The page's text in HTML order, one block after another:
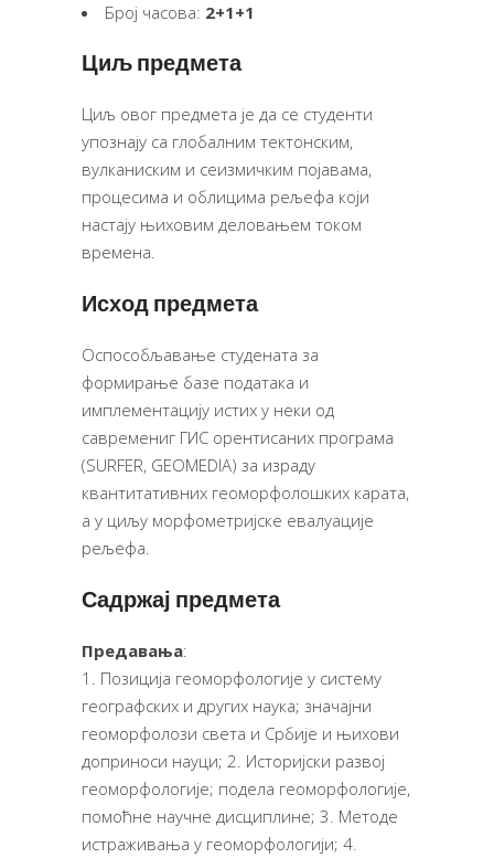
Број часова: 2+1+1
Циљ предмета
Циљ овог предмета је да се студенти
упознају са глобалним тектонским,
вулканиским и сеизмичким појавама,
процесима и облицима рељефа који
настају њиховим деловањем током
времена.
Исход предмета
Oспособљавање студената за
формирање базе података и
имплементацију истих у неки од
савремениг ГИС орентисаних програма
(SURFER, GEOMEDIA) за израду
квантитативних геоморфолошких карата,
а у циљу морфометријске евалуације
рељефа.
Садржај предмета
Предавања:
1. Позиција геоморфологије у систему
географских и других наука; значајни
геоморфолози света и Србије и њихови
доприноси науци; 2. Историјски развој
геоморфологије; подела геоморфологије,
помоћне научне дисциплине; 3. Методе
истраживања у геоморфологији; 4.